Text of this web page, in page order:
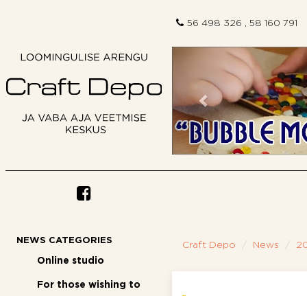
56 498 326 , 58 160 791
Previous
NEWS CATEGORIES
Online studio
For those wishing to
Craft Depo News